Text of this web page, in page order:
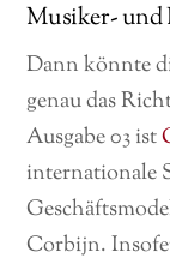
Musiker- und
Dann könnte
genau das
Ausgabe 03 ist
internationale
Corbijn.